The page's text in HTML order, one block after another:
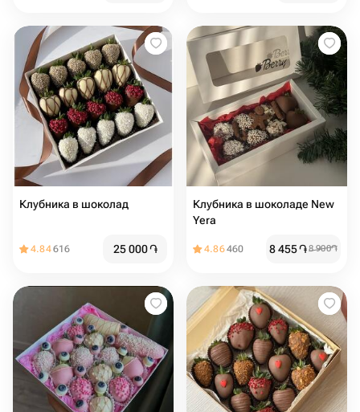
Клубника в шоколад
4.84616 25 000֏
Клубника в шоколаде New
Yera
4.86460 8 455֏8 900֏